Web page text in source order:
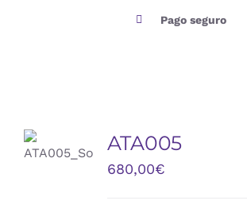
Pago seguro
CARRITO
ATA005
680,00€